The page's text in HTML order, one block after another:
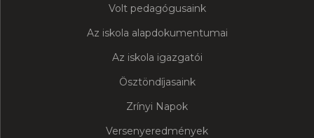
Volt pedagógusaink
Az iskola alapdokumentumai
Az iskola igazgatói
Ösztöndíjasaink
Zrínyi Napok
Versenyeredmények